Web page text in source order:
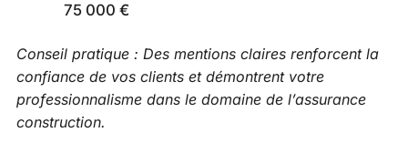
75 000 €
Conseil pratique : Des mentions claires renforcent la
confiance de vos clients et démontrent votre
professionnalisme dans le domaine de l’assurance
construction.